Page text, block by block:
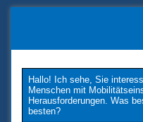
Hallo! Ich sehe, Sie
Menschen mit
Herausforderungen. Was
besten?
TUKIMET OY
Kaivopuistontie 33
26100 Rauma
Phone: +358 2 677
E-Mail: